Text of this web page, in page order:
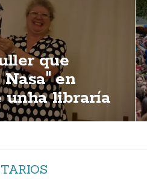
que
en
unha libraría